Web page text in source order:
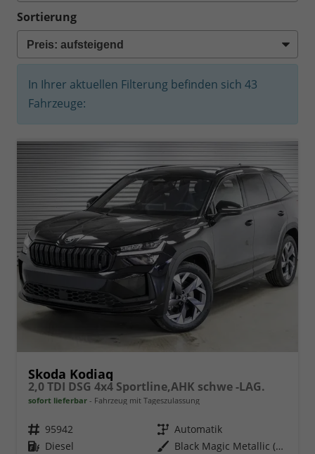
Sortierung
In Ihrer aktuellen Filterung befinden sich 43
Fahrzeuge:
Skoda Kodiaq
2,0 TDI DSG 4x4 Sportline,AHK schwe -LAG.
sofort lieferbar Fahrzeug mit Tageszulassung
Fahrzeugnr. 95942 Getriebe Automatik
Kraftstoff Diesel Außenfarbe
Black Magic Metallic (1Z)